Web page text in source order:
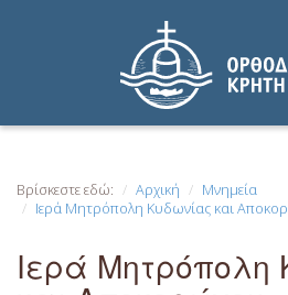
Βρίσκεστε εδώ: Αρχική
Μνημεία
Ιερά Μητρόπολη Κυδωνίας και
Ιερά Μητρόπολη